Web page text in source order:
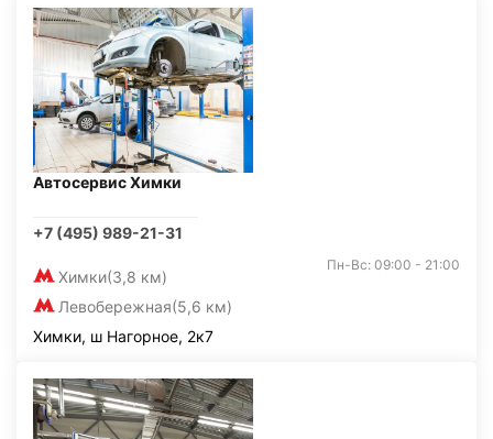
Автосервис Химки
+7 (495) 989-21-31
Химки(3,8 км)
Левобережная(5,6 км)
Пн-Вс: 09:00 - 21:00
Химки, ш Нагорное, 2к7